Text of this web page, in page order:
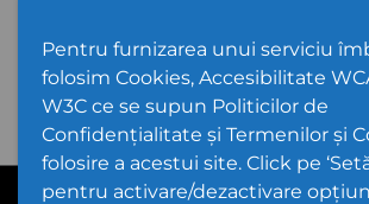
Pentru furnizarea unui serviciu
folosim Cookies, Accesibilitate
W3C ce se supun Politicilor de
Confidențialitate și Termenilor și
folosire a acestui site. Click pe
pentru activare/dezactivare
PPW @ 2026 |Hartă Website|Setări